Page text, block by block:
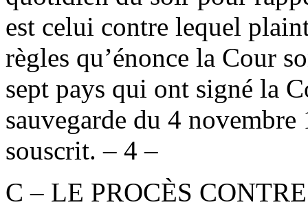
est celui contre lequel
règles qu’énonce la Cour
sept pays qui ont signé la
sauvegarde du 4
souscrit. – 4 –
C – LE PROCÈS